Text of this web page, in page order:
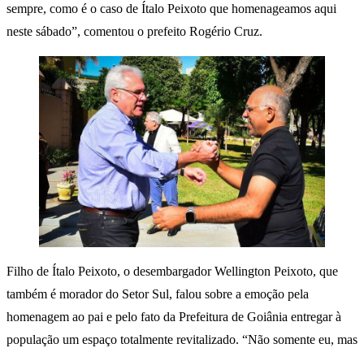
sempre, como é o caso de Ítalo Peixoto que homenageamos aqui
neste sábado”, comentou o prefeito Rogério Cruz.
Filho de Ítalo Peixoto, o desembargador Wellington Peixoto, que
também é morador do Setor Sul, falou sobre a emoção pela
homenagem ao pai e pelo fato da Prefeitura de Goiânia entregar à
população um espaço totalmente revitalizado. “Não somente eu, mas